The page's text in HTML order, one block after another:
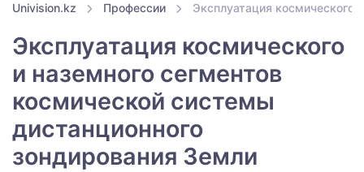
Univision.kz Профессии Эксплуатация космического
Эксплуатация космического
и наземного сегментов
космической системы
дистанционного
зондирования Земли